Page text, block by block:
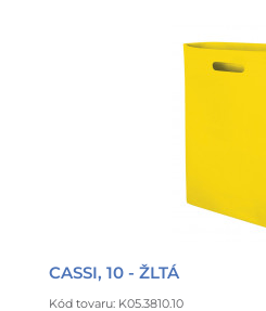
CASSI, 10 - ŽLTÁ
Kód tovaru: K05.3810.10